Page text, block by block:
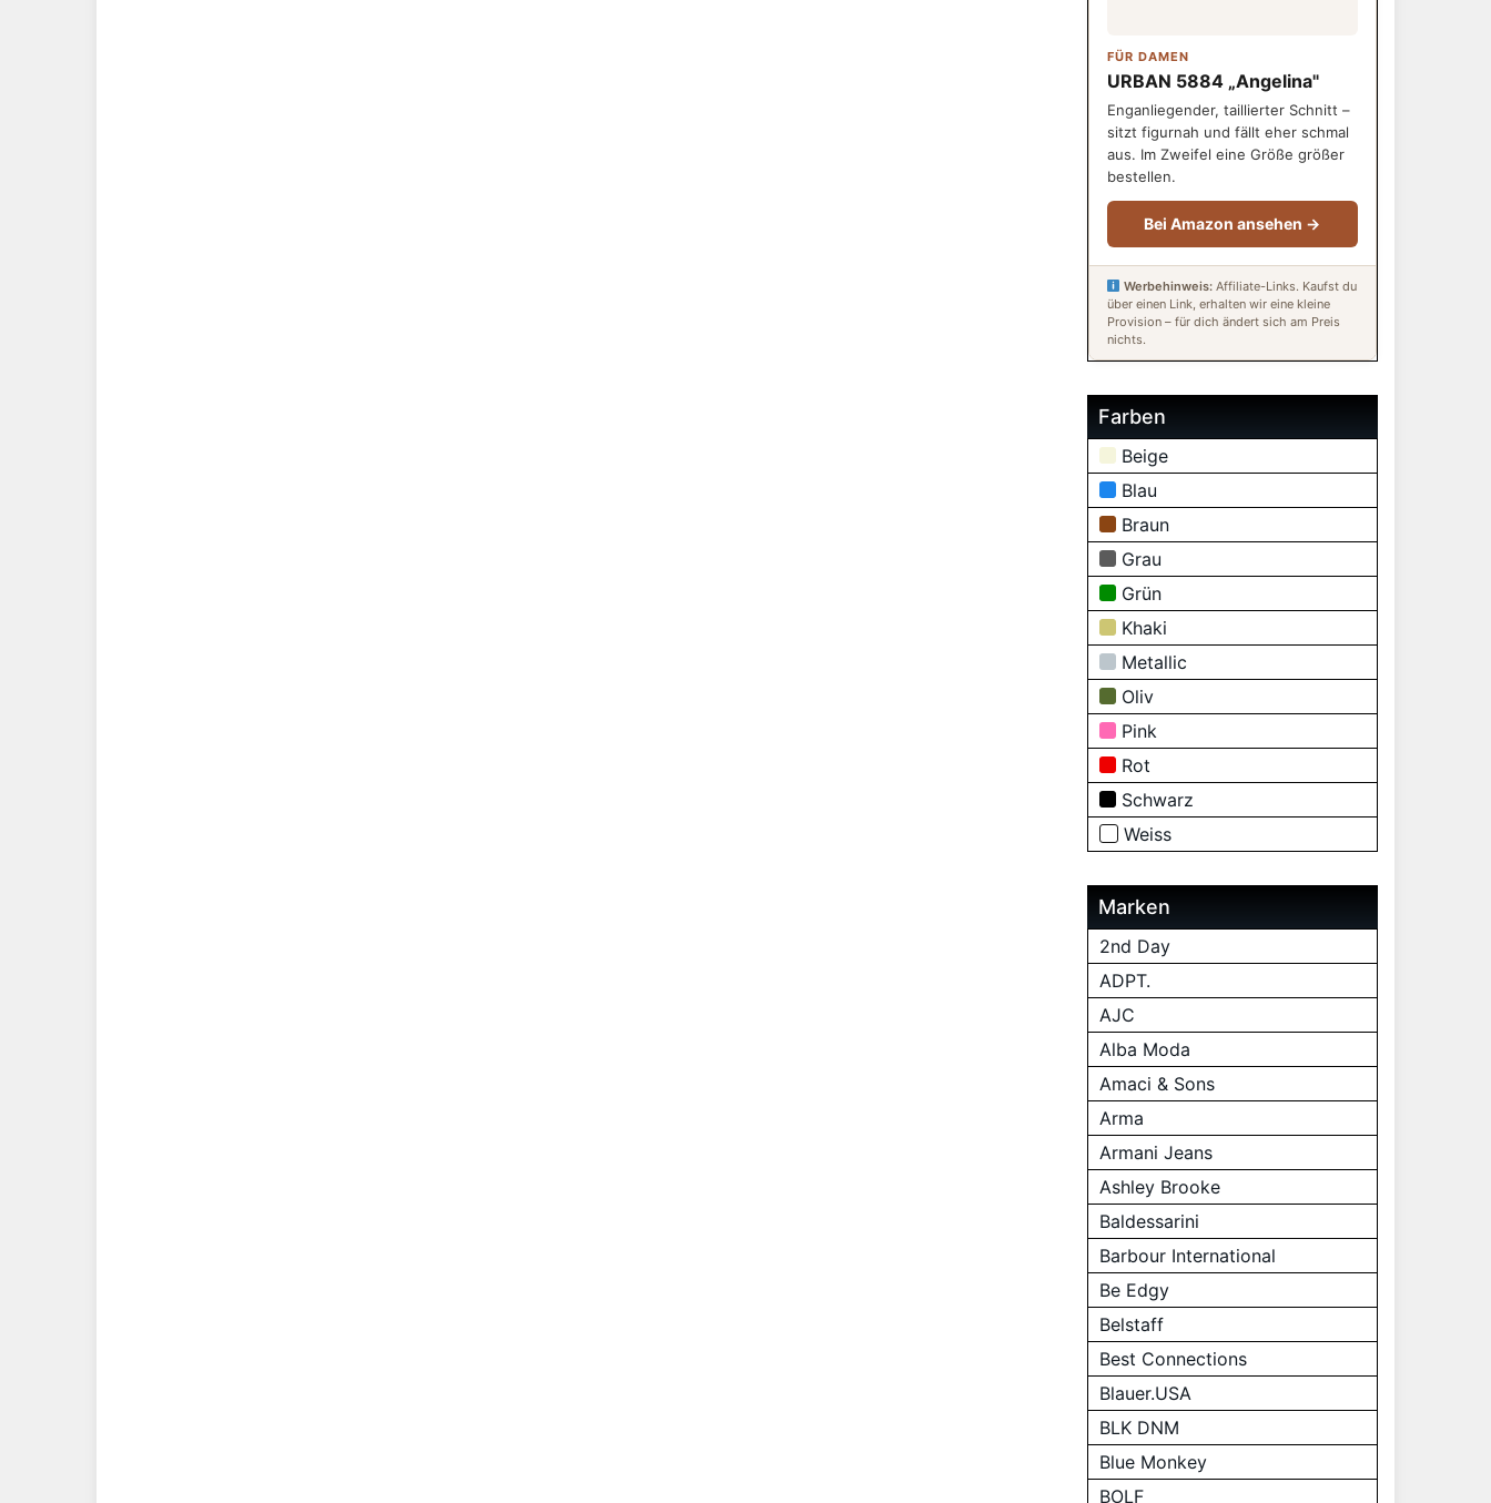
FÜR DAMEN
URBAN 5884 „Angelina"
Enganliegender, taillierter Schnitt –
sitzt figurnah und fällt eher schmal
aus. Im Zweifel eine Größe größer
bestellen.
Bei Amazon ansehen →
Werbehinweis: Affiliate-Links. Kaufst du
über einen Link, erhalten wir eine kleine
Provision – für dich ändert sich am Preis
nichts.
Farben
Beige
Blau
Braun
Grau
Grün
Khaki
Metallic
Oliv
Pink
Rot
Schwarz
Weiss
Marken
2nd Day
ADPT.
AJC
Alba Moda
Amaci & Sons
Arma
Armani Jeans
Ashley Brooke
Baldessarini
Barbour International
Be Edgy
Belstaff
Best Connections
Blauer.USA
BLK DNM
Blue Monkey
BOLF